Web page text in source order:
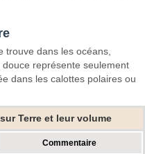
trouve dans les océans,
représente seulement
dans les calottes polaires ou
Terre et leur volume
Commentaire